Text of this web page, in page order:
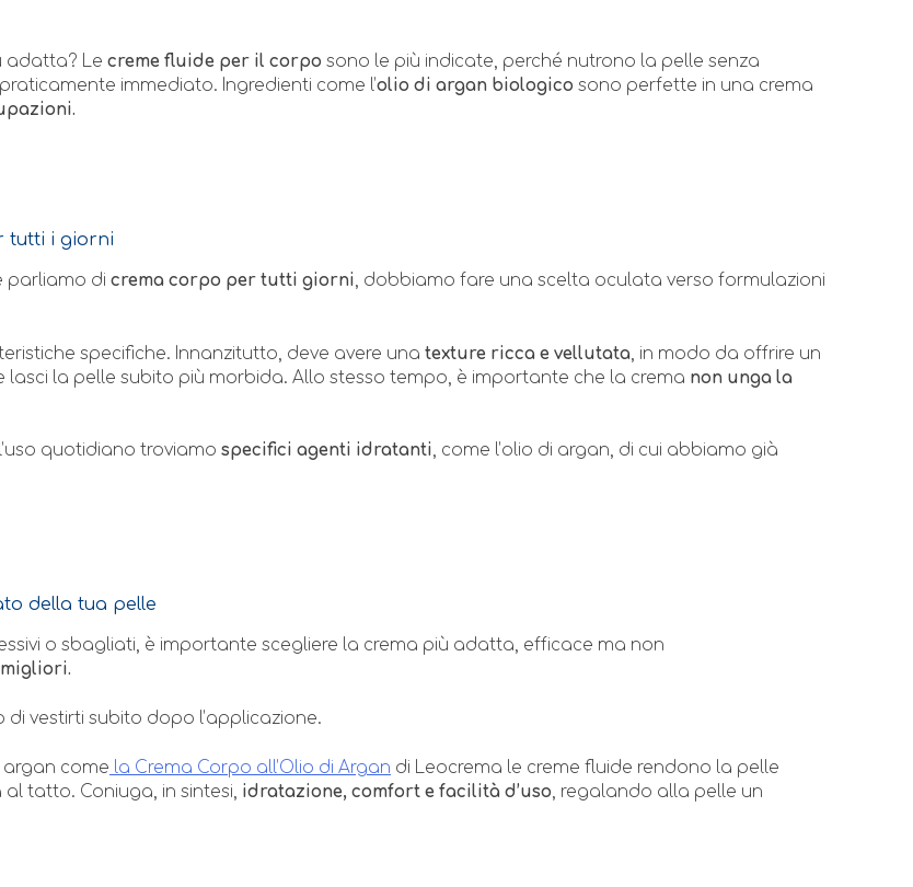
adatta? Le creme fluide per il corpo sono le più indicate, perché nutrono la pelle senza
immediato. Ingredienti come l’olio di argan biologico sono perfette in una crema
tutti i giorni
parliamo di crema corpo per tutti giorni, dobbiamo fare una scelta oculata verso formulazioni
specifiche. Innanzitutto, deve avere una texture ricca e vellutata, in modo da offrire un
la pelle subito più morbida. Allo stesso tempo, è importante che la crema non unga la
quotidiano troviamo specifici agenti idratanti, come l’olio di argan, di cui abbiamo già
della tua pelle
o sbagliati, è importante scegliere la crema più adatta, efficace ma non
vestirti subito dopo l’applicazione.
argan come la Crema Corpo all’Olio di Argan di Leocrema le creme fluide rendono la pelle
tatto. Coniuga, in sintesi, idratazione, comfort e facilità d’uso, regalando alla pelle un